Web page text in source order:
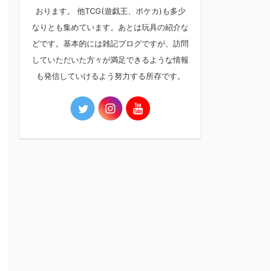
おります。 他TCG(遊戯王、ポケカ)も多少
なりとも集めています。あとは玩具の紹介な
どです。基本的には雑記ブログですが、訪問
していただいた方々が満足できるような情報
も発信していけるよう努力する所存です。